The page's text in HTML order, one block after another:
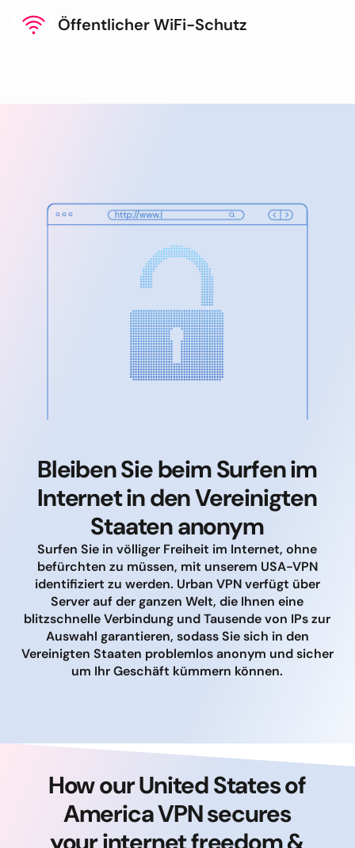
Öffentlicher WiFi-Schutz
Bleiben Sie beim Surfen im
Internet in den Vereinigten
Staaten anonym
Surfen Sie in völliger Freiheit im Internet, ohne
befürchten zu müssen, mit unserem USA-VPN
identifiziert zu werden. Urban VPN verfügt über
Server auf der ganzen Welt, die Ihnen eine
blitzschnelle Verbindung und Tausende von IPs zur
Auswahl garantieren, sodass Sie sich in den
Vereinigten Staaten problemlos anonym und sicher
um Ihr Geschäft kümmern können.
How our United States of
America VPN secures